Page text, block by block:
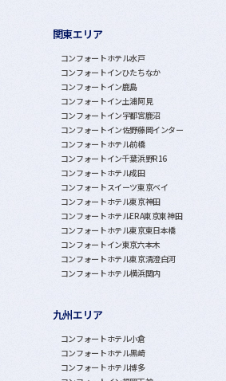
関東エリア
コンフォートホテル水戸
コンフォートインひたちなか
コンフォートイン鹿島
コンフォートイン土浦阿見
コンフォートイン宇都宮鹿沼
コンフォートイン佐野藤岡インター
コンフォートホテル前橋
コンフォートイン千葉浜野R16
コンフォートホテル成田
コンフォートスイーツ東京ベイ
コンフォートホテル東京神田
コンフォートホテルERA東京東神田
コンフォートホテル東京東日本橋
コンフォートイン東京六本木
コンフォートホテル東京清澄白河
コンフォートホテル横浜関内
九州エリア
コンフォートホテル小倉
コンフォートホテル黒崎
コンフォートホテル博多